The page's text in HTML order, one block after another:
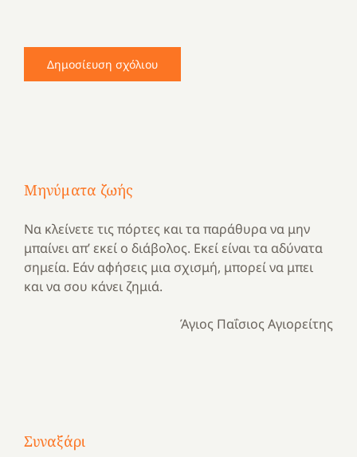
Μηνύματα ζωής
Να κλείνετε τις πόρτες και τα παράθυρα να μην
μπαίνει απ’ εκεί ο διάβολος. Εκεί είναι τα αδύνατα
σημεία. Εάν αφήσεις μια σχισμή, μπορεί να μπει
και να σου κάνει ζημιά.
Άγιος Παΐσιος Αγιορείτης
Συναξάρι
Μια
και
Κατασκηνωτικές